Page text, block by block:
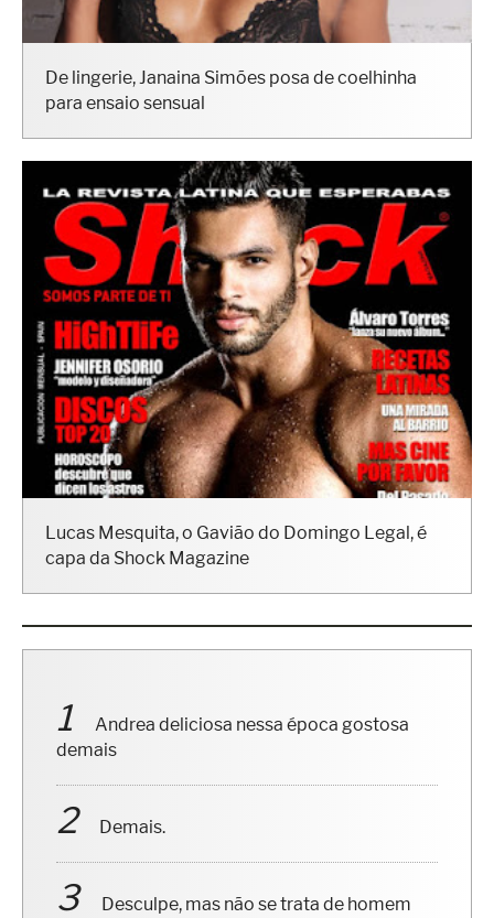
De lingerie, Janaina Simões posa de coelhinha
para ensaio sensual
Lucas Mesquita, o Gavião do Domingo Legal, é
capa da Shock Magazine
Andrea deliciosa nessa época gostosa
demais
Demais.
Desculpe, mas não se trata de homem